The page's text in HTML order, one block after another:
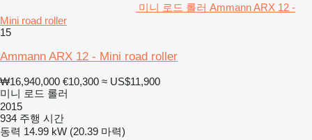
미니 로드 롤러 Ammann ARX 12 -
Mini road roller
15
Ammann ARX 12 - Mini road roller
₩16,940,000 €10,300 ≈ US$11,900
미니 로드 롤러
2015
934 주행 시간
동력 14.99 kW (20.39 마력)